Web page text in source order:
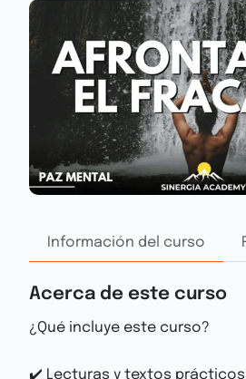
Información del curso
Acerca de este curso
¿Qué incluye este curso?
✔️ Lecturas y textos prácticos